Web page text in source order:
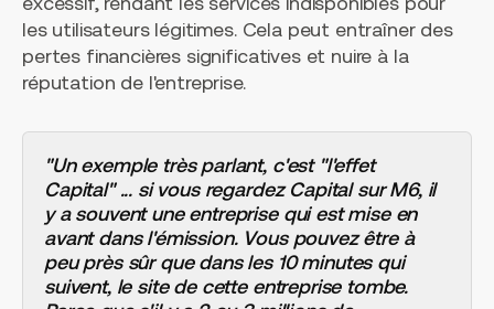
les utilisateurs légitimes. Cela peut entraîner des
pertes financières significatives et nuire à la
réputation de l'entreprise.
"Un exemple très parlant, c'est "l'effet
Capital" ... si vous regardez Capital sur M6, il
y a souvent une entreprise qui est mise en
avant dans l'émission. Vous pouvez être à
peu près sûr que dans les 10 minutes qui
suivent, le site de cette entreprise tombe.